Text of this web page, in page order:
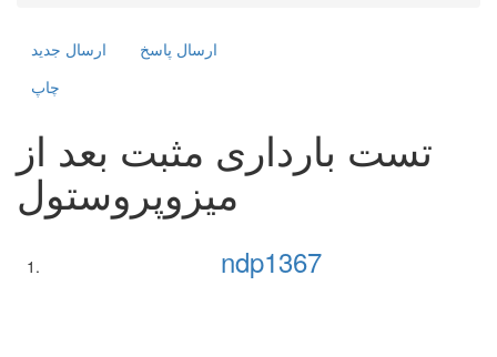
ارسال جديد
ارسال پاسخ
چاپ
تست بارداری مثبت بعد از
میزوپروستول
ndp1367